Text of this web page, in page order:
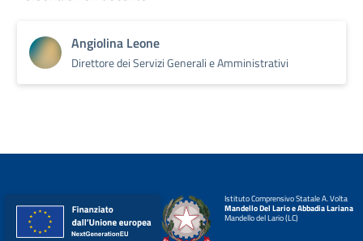
Angiolina Leone
Direttore dei Servizi Generali e Amministrativi
Istituto Comprensivo Statale A. Volta
Mandello Del Lario e Abbadia Lariana
Mandello del Lario (LC)